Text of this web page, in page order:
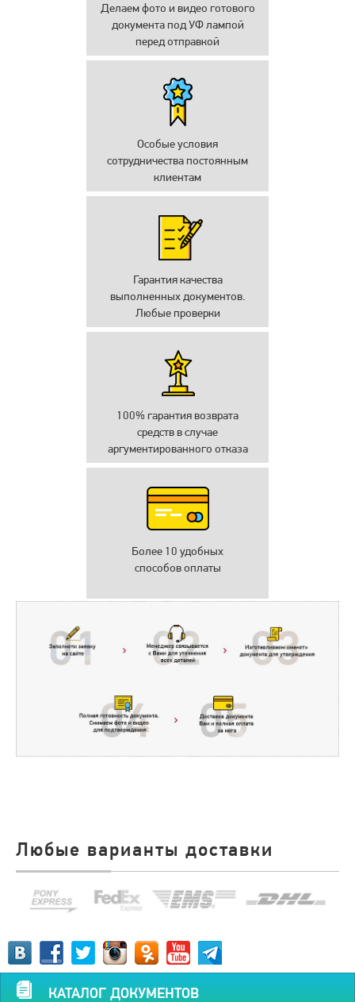
Делаем фото и видео готового
документа под УФ лампой
перед отправкой
Особые условия
сотрудничества постоянным
клиентам
Гарантия качества
выполненных документов.
Любые проверки
100% гарантия возврата
средств в случае
аргументированного отказа
Более 10 удобных
способов оплаты
Любые варианты доставки
КАТАЛОГ ДОКУМЕНТОВ